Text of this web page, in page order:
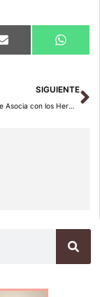
Compartir
en
Email
en
SIGUIENTE
Crystal Cruises se Asocia con los Hermanos Alajmo para una Experiencia Gastronómica Inigualable a Bordo